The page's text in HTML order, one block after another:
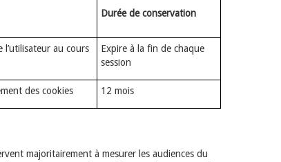
Durée de conservation
l’utilisateur au cours
Expire à la fin de chaque
session
des cookies 12 mois
majoritairement à mesurer les audiences du